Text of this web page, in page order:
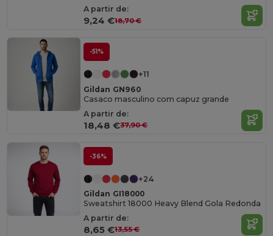
A partir de:
9,24 €18,70 €
-51%
+11
Gildan GN960
Casaco masculino com capuz grande
A partir de:
18,48 €37,90 €
-36%
+24
Gildan GI18000
Sweatshirt 18000 Heavy Blend Gola Redonda
A partir de:
8,65 €13,55 €